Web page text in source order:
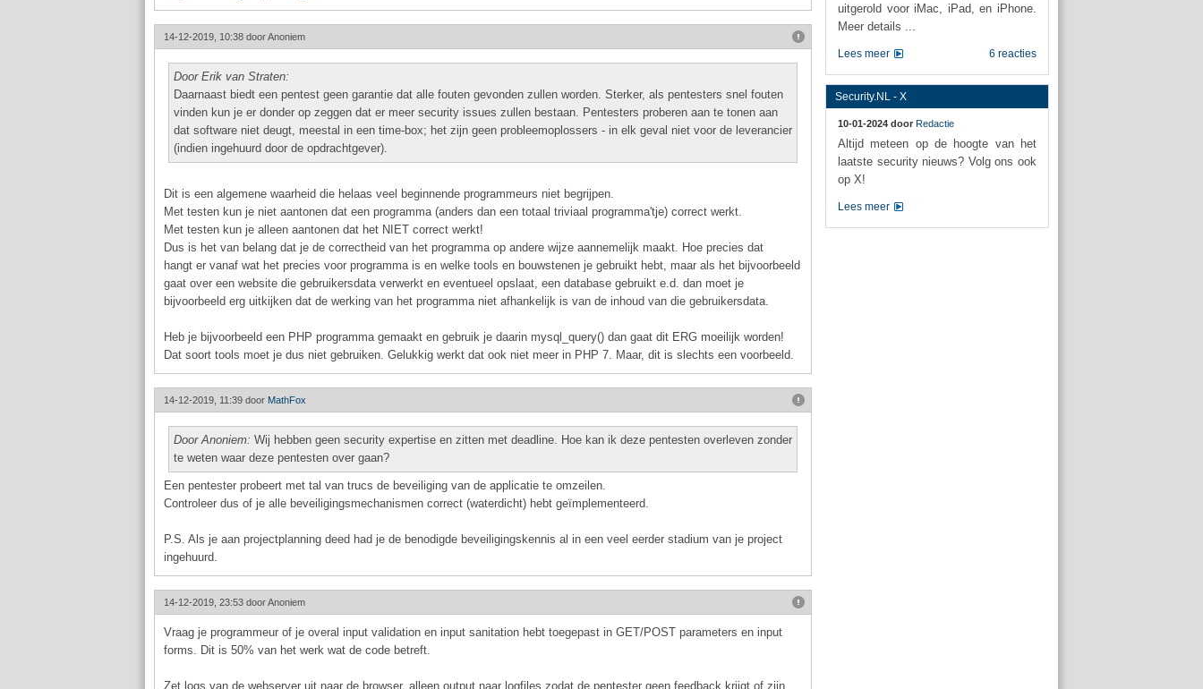
14-12-2019, 10:38 doorAnoniem
Door Erik van Straten:
Daarnaast biedt een pentest geen garantie dat alle fouten gevonden zullen worden. Sterker, als pentesters snel fouten
vinden kun je er donder op zeggen dat er meer security issues zullen bestaan. Pentesters proberen aan te tonen aan
dat software niet deugt, meestal in een time-box; het zijn geen probleemoplossers - in elk geval niet voor de leverancier
(indien ingehuurd door de opdrachtgever).
Dit is een algemene waarheid die helaas veel beginnende programmeurs niet begrijpen.
Met testen kun je niet aantonen dat een programma (anders dan een totaal triviaal programma'tje) correct werkt.
Met testen kun je alleen aantonen dat het NIET correct werkt!
Dus is het van belang dat je de correctheid van het programma op andere wijze aannemelijk maakt. Hoe precies dat
hangt er vanaf wat het precies voor programma is en welke tools en bouwstenen je gebruikt hebt, maar als het bijvoorbeeld
gaat over een website die gebruikersdata verwerkt en eventueel opslaat, een database gebruikt e.d. dan moet je
bijvoorbeeld erg uitkijken dat de werking van het programma niet afhankelijk is van de inhoud van die gebruikersdata.
Heb je bijvoorbeeld een PHP programma gemaakt en gebruik je daarin mysql_query() dan gaat dit ERG moeilijk worden!
Dat soort tools moet je dus niet gebruiken. Gelukkig werkt dat ook niet meer in PHP 7. Maar, dit is slechts een voorbeeld.
14-12-2019, 11:39 door MathFox
Door Anoniem: Wij hebben geen security expertise en zitten met deadline. Hoe kan ik deze pentesten overleven zonder
te weten waar deze pentesten over gaan?
Een pentester probeert met tal van trucs de beveiliging van de applicatie te omzeilen.
Controleer dus of je alle beveiligingsmechanismen correct (waterdicht) hebt geïmplementeerd.
P.S. Als je aan projectplanning deed had je de benodigde beveiligingskennis al in een veel eerder stadium van je project
ingehuurd.
14-12-2019, 23:53 doorAnoniem
Vraag je programmeur of je overal input validation en input sanitation hebt toegepast in GET/POST parameters en input
forms. Dit is 50% van het werk wat de code betreft.
Zet logs van de webserver uit naar de browser, alleen output naar logfiles zodat de pentester geen feedback krijgt of zijn
uitgerold voor iMac, iPad, en iPhone.
Meer details ...
6 reacties
Lees meer
Security.NL - X
10-01-2024 door Redactie
Altijd meteen op de hoogte van het
laatste security nieuws? Volg ons ook
op X!
Lees meer